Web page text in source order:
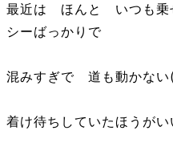
最近は ほんと いつも乗
シーばっかりで
混みすぎで 道も動かな
着け待ちしていたほうがい